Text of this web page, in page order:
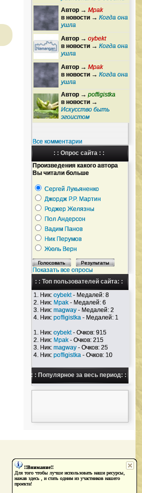
!!Внимание!!
Для того чтобы лучше использовать наши ресурсы,
нажав здесь , и стать одним из участников нашего
проекта!
Автор → Mpak
в новости → Когда она
ушла
Автор → oybekt
в новости → Когда она
ушла
Автор → Mpak
в новости → Когда она
ушла
Автор → poffigistka
в новости →
Искусство быть
эгоистом
Все комментарии
: : Опрос сайта : :
Произведения какого автора
Вы читали больше
Сергей Лукьяненко
Джордж Р.Р. Мартин
Роджер Желязны
Пол Андерсон
Вадим Панов
Ник Перумов
Жюль Верн
Показать все опросы
: : Топ пользователей сайта: :
1. Ник: oybekt- Медалей: 8
2. Ник: Mpak- Медалей: 6
3. Ник: magway- Медалей: 2
4. Ник: poffigistka- Медалей: 1
1. Ник: oybekt- Очков: 915
2. Ник: Mpak- Очков: 215
3. Ник: magway- Очков: 25
4. Ник: poffigistka- Очков: 10
: : Популярное за весь период: :